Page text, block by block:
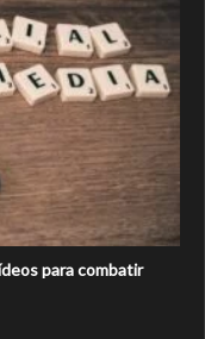
para combatir